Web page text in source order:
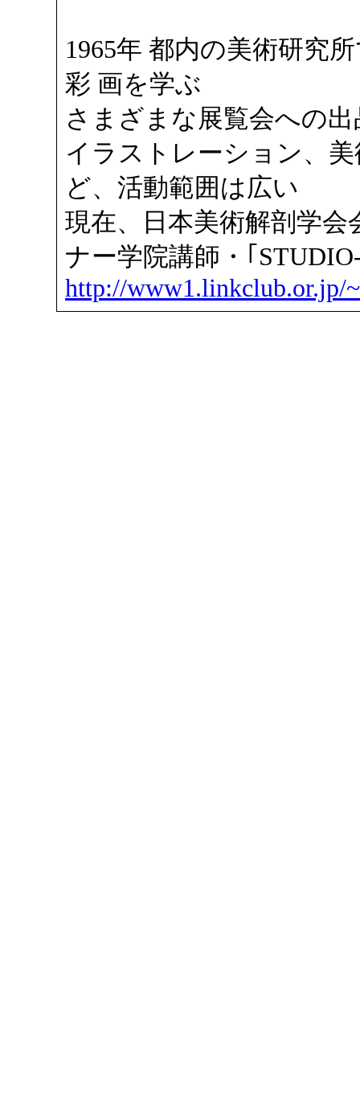
1965年 都内の美術研究
彩 画を学ぶ
さまざまな展覧会への
イラストレーション、
ど、活動範囲は広い
現在、日本美術解剖学会
ナー学院講師・｢
http://www1.linkclub.or.jp/